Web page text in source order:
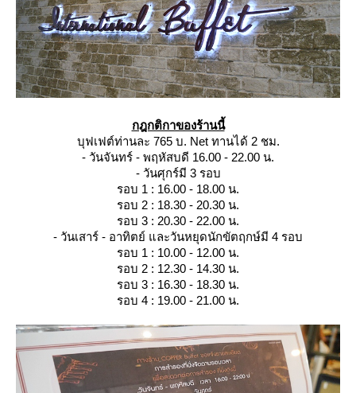
กฎกติกาของร้านนี้
บุฟเฟต์ท่านละ 765 บ. Net ทานได้ 2 ชม.
- วันจันทร์ - พฤหัสบดี 16.00 - 22.00 น.
- วันศุกร์มี 3 รอบ
รอบ 1 : 16.00 - 18.00 น.
รอบ 2 : 18.30 - 20.30 น.
รอบ 3 : 20.30 - 22.00 น.
- วันเสาร์ - อาทิตย์ และวันหยุดนักขัตฤกษ์มี 4 รอบ
รอบ 1 : 10.00 - 12.00 น.
รอบ 2 : 12.30 - 14.30 น.
รอบ 3 : 16.30 - 18.30 น.
รอบ 4 : 19.00 - 21.00 น.